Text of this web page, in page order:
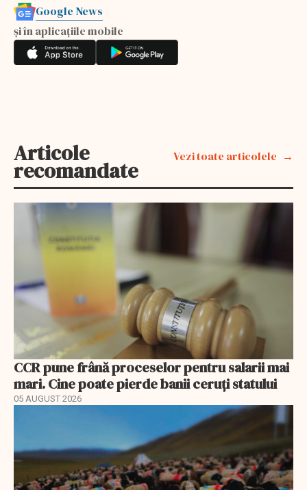
Google News
și în aplicațiile mobile
Articole
recomandate
Vezi toate articolele
CCR pune frână proceselor pentru salarii mai
mari. Cine poate pierde banii ceruți statului
05 AUGUST 2026